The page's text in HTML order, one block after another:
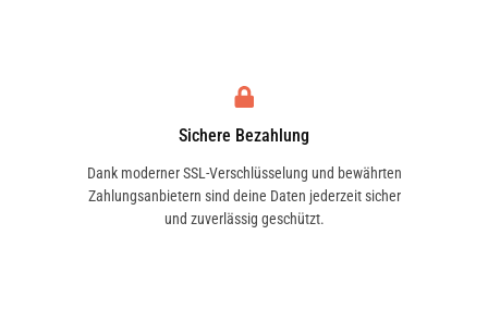
Sichere Bezahlung
Dank moderner SSL-Verschlüsselung und bewährten
Zahlungsanbietern sind deine Daten jederzeit sicher
und zuverlässig geschützt.